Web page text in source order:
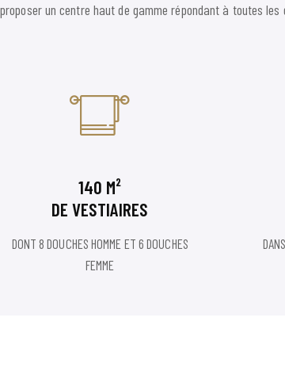
proposer un centre haut de gamme répondant à toutes les
140 M²
DE VESTIAIRES
DONT 8 DOUCHES HOMME ET 6 DOUCHES
FEMME